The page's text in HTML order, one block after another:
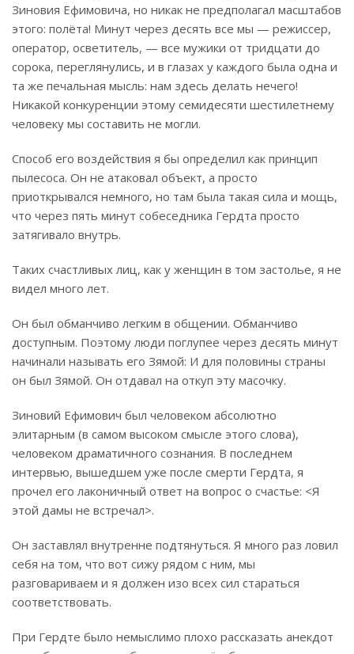
Зиновия Ефимовича, но никак не предполагал масштабов
этого: полёта! Минут через десять все мы — режиссер,
оператор, осветитель, — все мужики от тридцати до
сорока, переглянулись, и в глазах у каждого была одна и
та же печальная мысль: нам здесь делать нечего!
Никакой конкуренции этому семидесяти шестилетнему
человеку мы составить не могли.
Способ его воздействия я бы определил как принцип
пылесоса. Он не атаковал объект, а просто
приоткрывался немного, но там была такая сила и мощь,
что через пять минут собеседника Гердта просто
затягивало внутрь.
Таких счастливых лиц, как у женщин в том застолье, я не
видел много лет.
Он был обманчиво легким в общении. Обманчиво
доступным. Поэтому люди поглупее через десять минут
начинали называть его Зямой: И для половины страны
он был Зямой. Он отдавал на откуп эту масочку.
Зиновий Ефимович был человеком абсолютно
элитарным (в самом высоком смысле этого слова),
человеком драматичного сознания. В последнем
интервью, вышедшем уже после смерти Гердта, я
прочел его лаконичный ответ на вопрос о счастье: <Я
этой дамы не встречал>.
Он заставлял внутренне подтянуться. Я много раз ловил
себя на том, что вот сижу рядом с ним, мы
разговариваем и я должен изо всех сил стараться
соответствовать.
При Гердте было немыслимо плохо рассказать анекдот